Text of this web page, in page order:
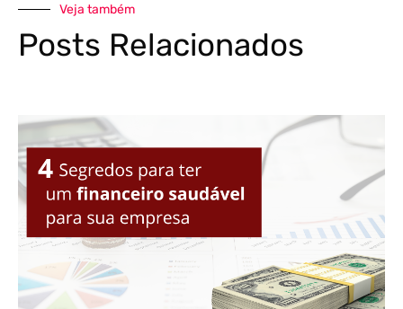
Veja também
Posts Relacionados